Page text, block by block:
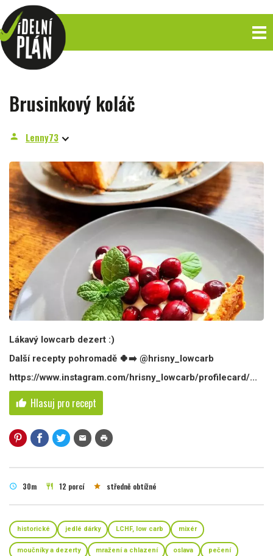
Brusinkový koláč
person Lenny73
Lákavý lowcarb dezert :)
Další recepty pohromadě 🍀➡️ @hrisny_lowcarb
https://www.instagram.com/hrisny_lowcarb/profilecard/...
thumb_up Hlasuj pro recept
mail print
schedule 30m restaurant 12 porcí star středně obtížné
historické jedlé dárky LCHF, low carb mixér
moučníky a dezerty mražení a chlazení oslava pečení